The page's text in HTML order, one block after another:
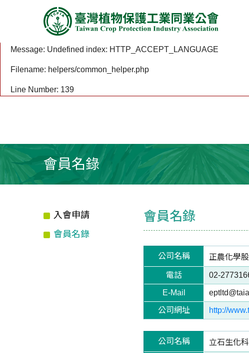
A PHP Error was encountered
Severity: Notice
Message: Undefined index: HTTP_ACCEPT_LANGUAGE
Filename: helpers/common_helper.php
Line Number: 139
會員名錄
入會申請
會員名錄
會員名錄
公司名稱 正農化學
電話 02-
E-Mail
公司網址 http://
公司名稱 立石生化